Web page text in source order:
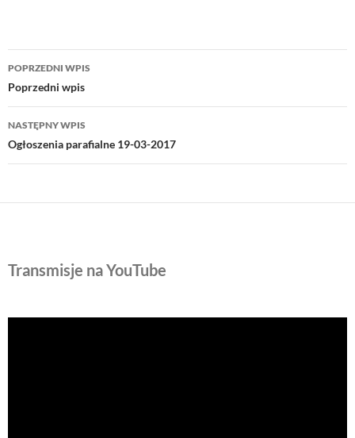
Nawigacja
wpisu
POPRZEDNI WPIS
Poprzedni wpis
NASTĘPNY WPIS
Ogłoszenia parafialne 19-03-2017
Transmisje na YouTube